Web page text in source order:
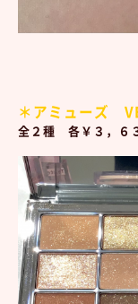
＊アミューズ
全２種 各￥３，６